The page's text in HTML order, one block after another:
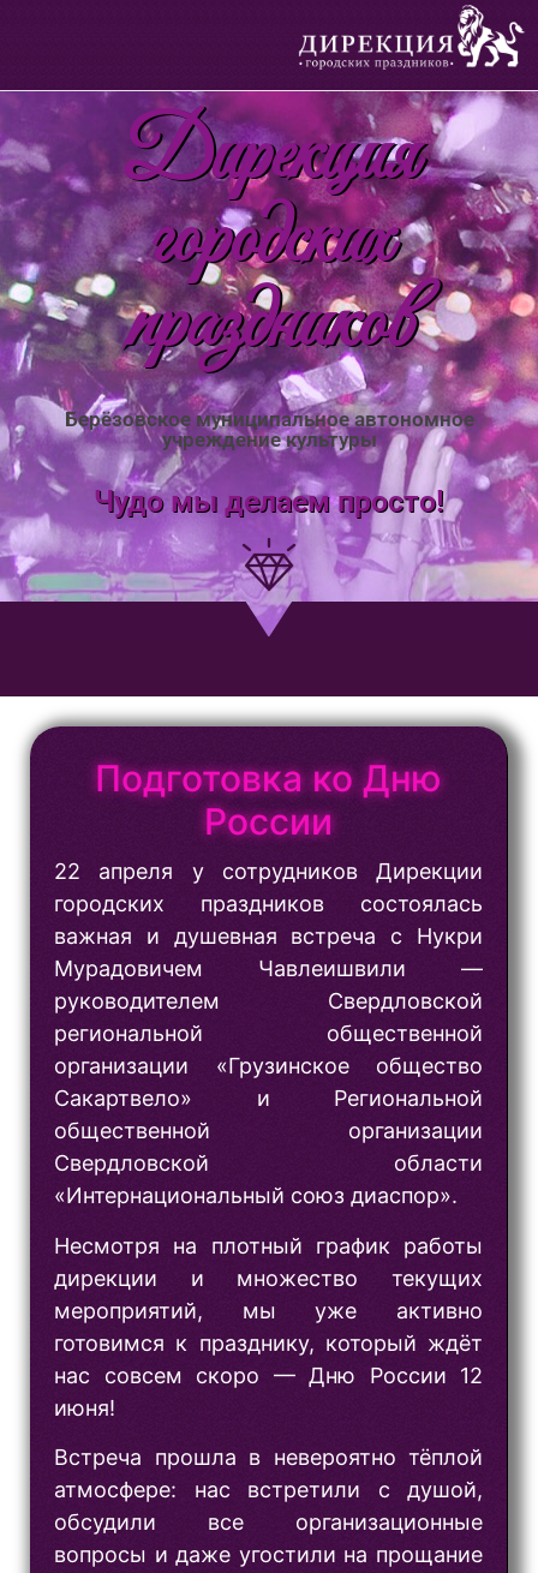
Дирекция
городских
праздников
Берёзовское муниципальное автономное
учреждение культуры
Чудо мы делаем просто!
Подготовка ко Дню
России
22 апреля у сотрудников Дирекции
городских праздников состоялась
важная и душевная встреча с Нукри
Мурадовичем Чавлеишвили —
руководителем Свердловской
региональной общественной
организации «Грузинское общество
Сакартвело» и Региональной
общественной организации
Свердловской области
«Интернациональный союз диаспор».
Несмотря на плотный график работы
дирекции и множество текущих
мероприятий, мы уже активно
готовимся к празднику, который ждёт
нас совсем скоро — Дню России 12
июня!
Встреча прошла в невероятно тёплой
атмосфере: нас встретили с душой,
обсудили все организационные
вопросы и даже угостили на прощание